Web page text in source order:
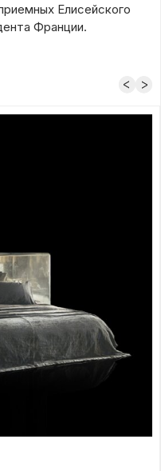
Елисейского
Франции.